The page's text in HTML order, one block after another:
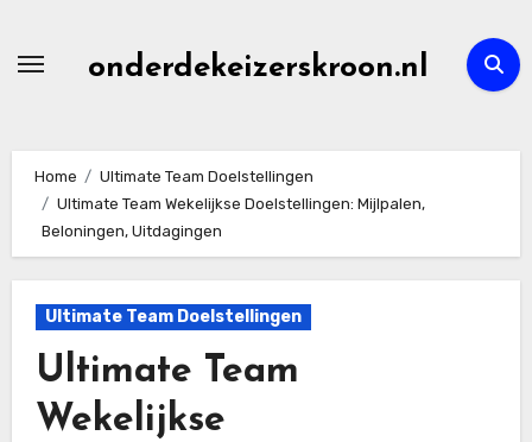
onderdekeizerskroon.nl
Home
Ultimate Team Doelstellingen
Ultimate Team Wekelijkse Doelstellingen: Mijlpalen,
Beloningen, Uitdagingen
Ultimate Team Doelstellingen
Ultimate Team
Wekelijkse